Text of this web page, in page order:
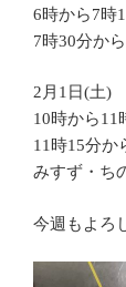
6時から7時
7時30分か
2月1日(土)
10時から11
11時15分
みすず・ち
今週もよろ